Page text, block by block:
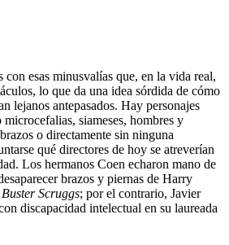
con esas minusvalías que, en la vida real,
lo que da una idea sórdida de cómo
lejanos antepasados. Hay personajes
siameses, hombres y
o directamente sin ninguna
qué directores de hoy se atreverían
Los hermanos Coen echaron mano de
brazos y piernas de Harry
Scruggs; por el contrario, Javier
discapacidad intelectual en su laureada